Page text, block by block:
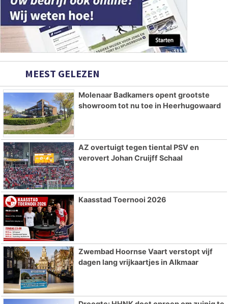
MEEST GELEZEN
Molenaar Badkamers opent grootste
showroom tot nu toe in Heerhugowaard
AZ overtuigt tegen tiental PSV en
verovert Johan Cruijff Schaal
Kaasstad Toernooi 2026
Zwembad Hoornse Vaart verstopt vijf
dagen lang vrijkaartjes in Alkmaar